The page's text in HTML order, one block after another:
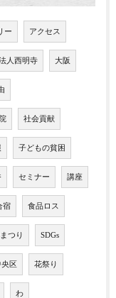
ー アクセス
人西明寺 大阪
社会貢献
子どもの貧困
セミナー 講座
宿 食品ロス
つり SDGs
区 花祭り
わ